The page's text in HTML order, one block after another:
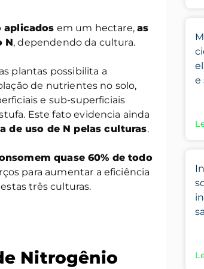
aplicados em um hectare,as
N, dependendo da cultura.
plantas possibilita a
de nutrientes no solo,
e sub-superficiais
Este fato evidencia ainda
de uso de N pelas culturas.
quase 60% de todo
para aumentar a eficiência
três culturas.
Nitrogênio
e